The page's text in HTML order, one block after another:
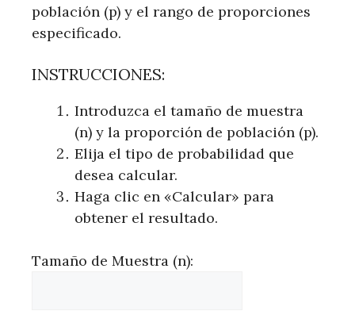
población (p) y el rango de proporciones
especificado.
INSTRUCCIONES:
Introduzca el tamaño de muestra
(n) y la proporción de población (p).
Elija el tipo de probabilidad que
desea calcular.
Haga clic en «Calcular» para
obtener el resultado.
Tamaño de Muestra (n):